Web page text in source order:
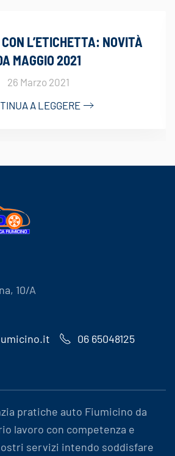
L’ETICHETTA: NOVITÀ
MAGGIO 2021
26 Marzo 2021
A LEGGERE
10/A
06 65048125
pratiche auto Fiumicino da
lavoro con competenza e
servizi intendo soddisfare